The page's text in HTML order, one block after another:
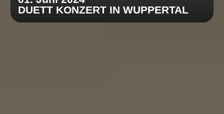
DUETT KONZERT IN WUPPERTAL